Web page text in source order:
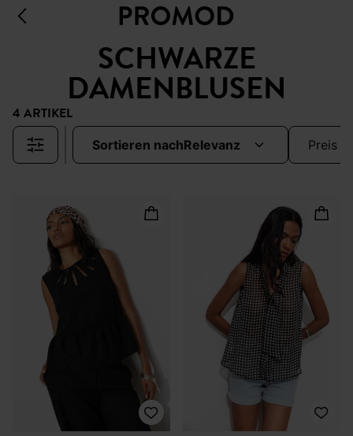
SCHWARZE
DAMENBLUSEN
4 ARTIKEL
sortieren nach relevanz preis